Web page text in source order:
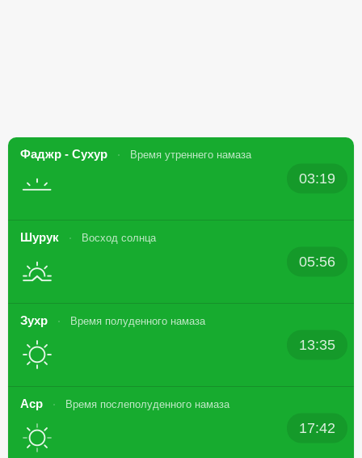
Фаджр - Сухур Время утреннего намаза
03:19
Шурук Восход солнца
05:56
Зухр Время полуденного намаза
13:35
Аср Время послеполуденного намаза
17:42